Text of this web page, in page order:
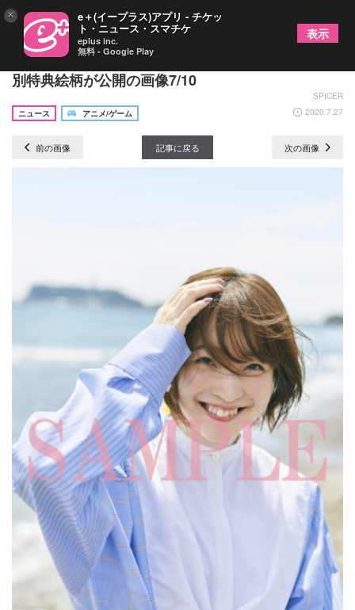
上田麗奈フォトブック『DRAWING』 の表紙＆法人
別特典絵柄が公開の画像7/10
SPICER
ニュース
アニメ/ゲーム 2020.7.27
前の画像 記事に戻る 次の画像
× e＋(イープラス)アプリ - チケッ
ト・ニュース・スマチケ
eplus inc.
無料 - Google Play
表示